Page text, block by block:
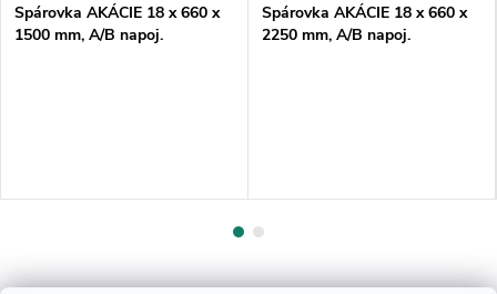
Spárovka AKÁCIE 18 x 660 x
1500 mm, A/B napoj.
Spárovka AKÁCIE 18 x 660 x
2250 mm, A/B napoj.